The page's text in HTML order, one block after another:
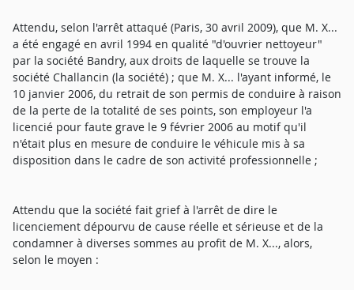
Attendu, selon l'arrêt attaqué (Paris, 30 avril 2009), que M. X...
a été engagé en avril 1994 en qualité "d'ouvrier nettoyeur"
par la société Bandry, aux droits de laquelle se trouve la
société Challancin (la société) ; que M. X... l'ayant informé, le
10 janvier 2006, du retrait de son permis de conduire à raison
de la perte de la totalité de ses points, son employeur l'a
licencié pour faute grave le 9 février 2006 au motif qu'il
n'était plus en mesure de conduire le véhicule mis à sa
disposition dans le cadre de son activité professionnelle ;
Attendu que la société fait grief à l'arrêt de dire le
licenciement dépourvu de cause réelle et sérieuse et de la
condamner à diverses sommes au profit de M. X..., alors,
selon le moyen :